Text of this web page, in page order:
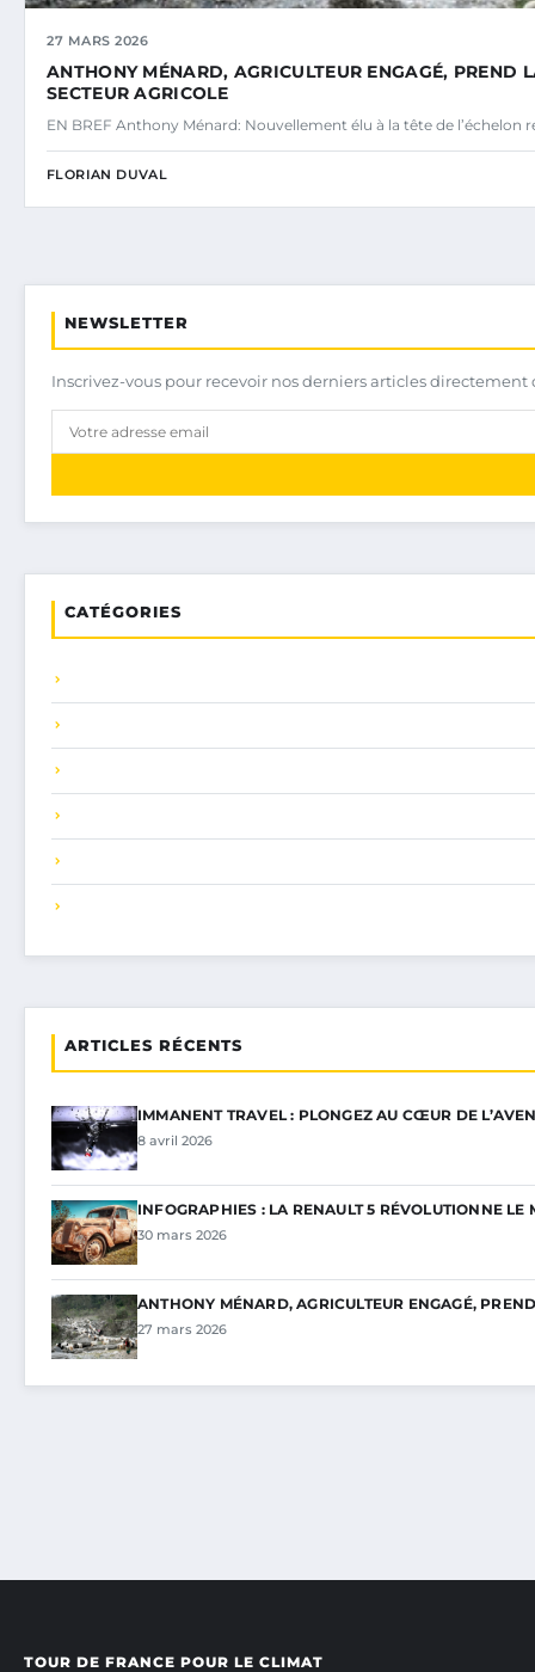
27 MARS 2026
ANTHONY MÉNARD, AGRICULTEUR ENGAGÉ, PREND
SECTEUR AGRICOLE
EN BREF Anthony Ménard: Nouvellement élu à la tête de l’échelon
FLORIAN DUVAL
NEWSLETTER
Inscrivez-vous pour recevoir nos derniers articles
CATÉGORIES
ARTICLES RÉCENTS
IMMANENT TRAVEL : PLONGEZ AU CŒUR DE
8 avril 2026
INFOGRAPHIES : LA RENAULT 5 RÉVOLUTIONNE LE
30 mars 2026
ANTHONY MÉNARD, AGRICULTEUR ENGAGÉ,
27 mars 2026
TOUR DE FRANCE POUR LE CLIMAT